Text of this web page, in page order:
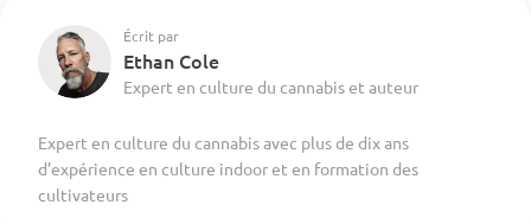
Écrit par
Ethan Cole
Expert en culture du cannabis et auteur
Expert en culture du cannabis avec plus de dix ans
d’expérience en culture indoor et en formation des
cultivateurs